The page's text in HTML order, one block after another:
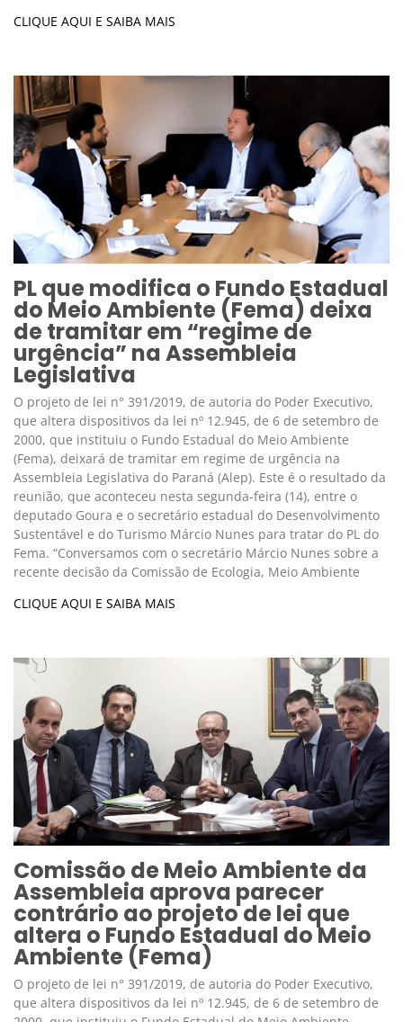
CLIQUE AQUI E SAIBA MAIS
PL que modifica o Fundo Estadual
do Meio Ambiente (Fema) deixa
de tramitar em “regime de
urgência” na Assembleia
Legislativa
O projeto de lei n° 391/2019, de autoria do Poder Executivo,
que altera dispositivos da lei nº 12.945, de 6 de setembro de
2000, que instituiu o Fundo Estadual do Meio Ambiente
(Fema), deixará de tramitar em regime de urgência na
Assembleia Legislativa do Paraná (Alep). Este é o resultado da
reunião, que aconteceu nesta segunda-feira (14), entre o
deputado Goura e o secretário estadual do Desenvolvimento
Sustentável e do Turismo Márcio Nunes para tratar do PL do
Fema. “Conversamos com o secretário Márcio Nunes sobre a
recente decisão da Comissão de Ecologia, Meio Ambiente
CLIQUE AQUI E SAIBA MAIS
Comissão de Meio Ambiente da
Assembleia aprova parecer
contrário ao projeto de lei que
altera o Fundo Estadual do Meio
Ambiente (Fema)
O projeto de lei n° 391/2019, de autoria do Poder Executivo,
que altera dispositivos da lei nº 12.945, de 6 de setembro de